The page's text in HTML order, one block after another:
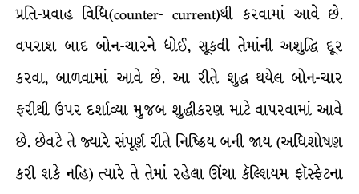
પ્રતિ-પ્રવાહ વિધિ(counter- current)થી કરવામાં આવે છે.
વપરાશ બાદ બોન-ચારને ધોઈ, સૂકવી તેમાંની અશુદ્ધિ દૂર
કરવા, બાળવામાં આવે છે. આ રીતે શુદ્ધ થયેલ બોન-ચાર
ફરીથી ઉપર દર્શાવ્યા મુજબ શુદ્ધીકરણ માટે વાપરવામાં આવે
છે. છેવટે તે જ્યારે સંપૂર્ણ રીતે નિષ્ક્રિય બની જાય (અધિશોષણ
કરી શકે નહિ) ત્યારે તે તેમાં રહેલા ઊંચા કૅલ્શિયમ ફૉસ્ફેટના